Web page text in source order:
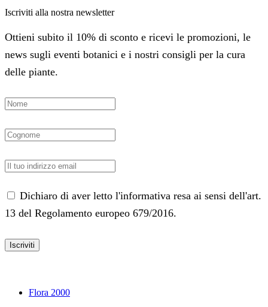
Iscriviti alla nostra newsletter
Ottieni subito il 10% di sconto e ricevi le promozioni, le
news sugli eventi botanici e i nostri consigli per la cura
delle piante.
Dichiaro di aver letto l'informativa resa ai sensi dell'art.
13 del Regolamento europeo 679/2016.
Flora 2000